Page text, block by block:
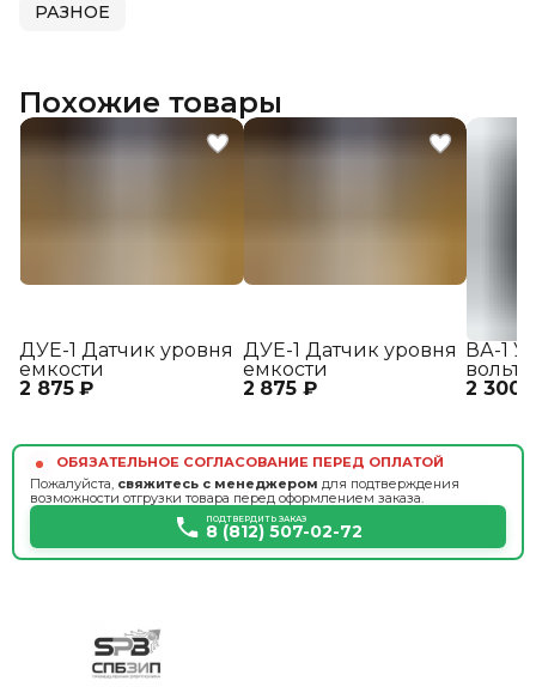
РАЗНОЕ
Похожие товары
2 875 ₽
ДУЕ-1 Датчик уровня
емкости
2 875 ₽
ДУЕ-1 Датчик уровня
емкости
2 300
ВА-1
ОБЯЗАТЕЛЬНОЕ СОГЛАСОВАНИЕ ПЕРЕД ОПЛАТОЙ
Пожалуйста, свяжитесь с менеджером для подтверждения
возможности отгрузки товара перед оформлением заказа.
ПОДТВЕРДИТЬ ЗАКАЗ
8 (812) 507-02-72